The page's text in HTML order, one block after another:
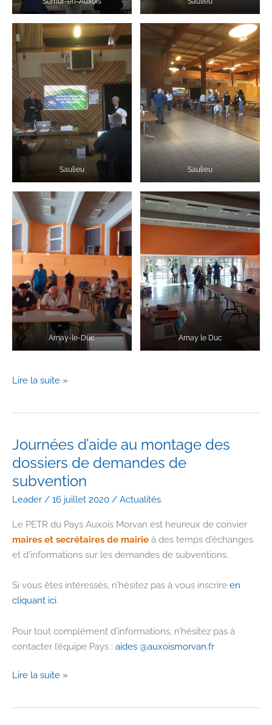
Saulieu Saulieu
Arnay-le-Duc Arnay le Duc
Retour
d’aide
au
montage
des
demandes
Lire la suite »
Journées d’aide au montage des
dossiers de demandes de
subvention
Leader / 16 juillet 2020 / Actualités
Le PETR du Pays Auxois Morvan est heureux de convier
maires et secrétaires de mairie à des temps d’échanges
et d’informations sur les demandes de subventions.
Si vous êtes intéressés, n’hésitez pas à vous inscrire en
cliquant ici.
Pour tout complément d’informations, n’hésitez pas à
contacter l’équipe Pays : aides @auxoismorvan.fr
Journées
Lire la suite »